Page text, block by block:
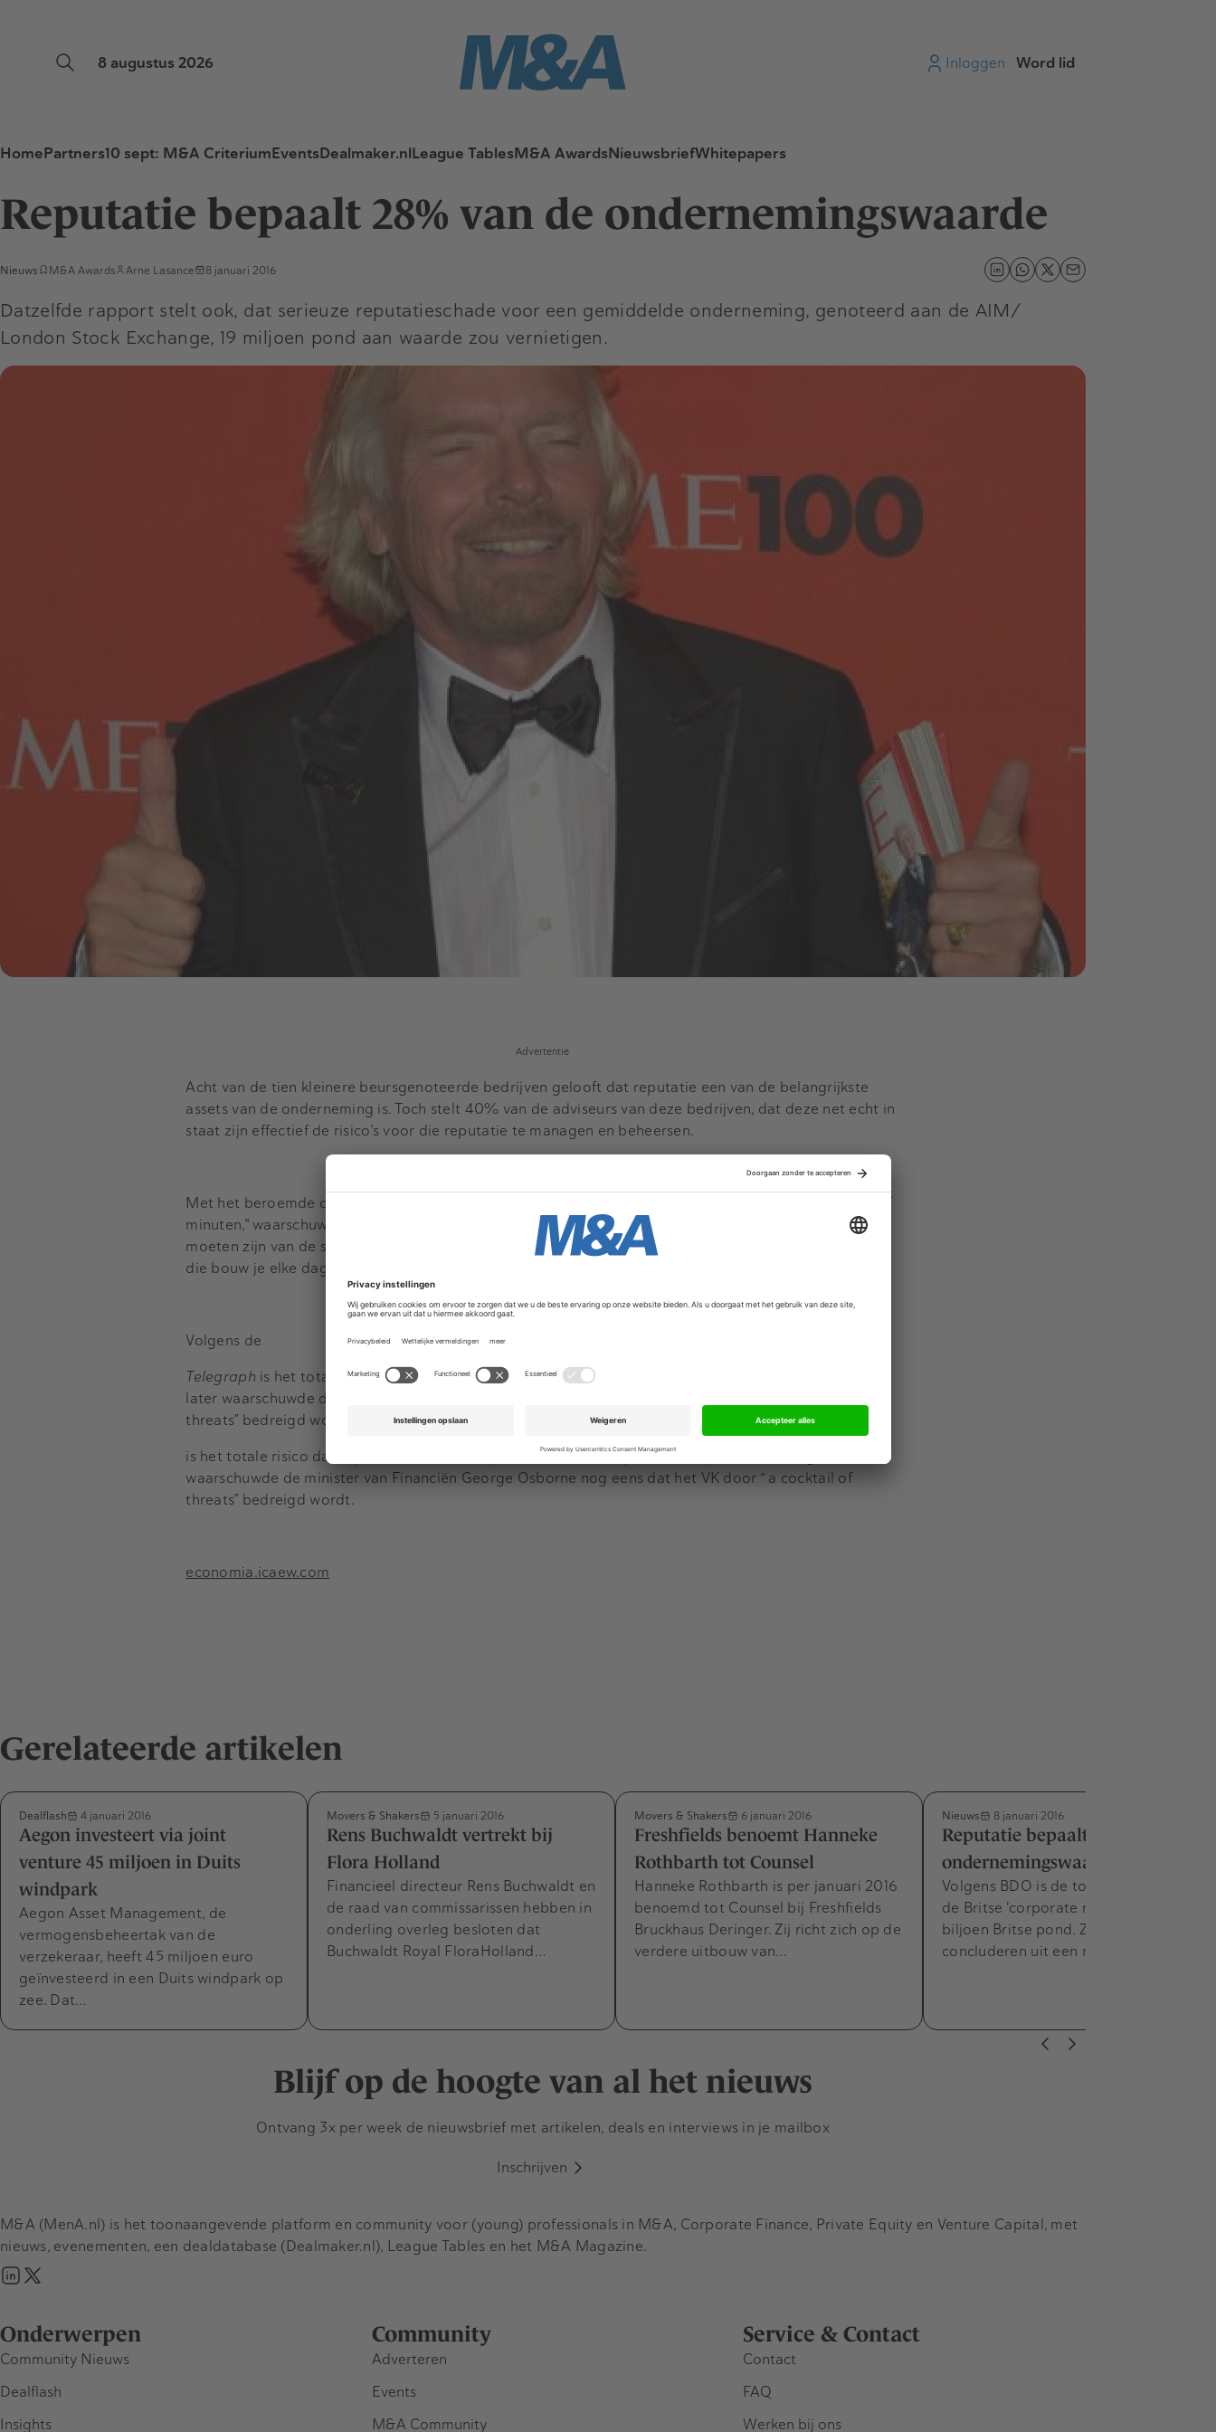
8 augustus 2026 Inloggen Word lid
HomePartners10 sept: M&A CriteriumEventsDealmaker.nlLeague TablesM&A AwardsNieuwsbriefWhitepapers
Reputatie bepaalt 28% van de ondernemingswaarde
Nieuws M&A Awards Arne Lasance 8 januari 2016
Datzelfde rapport stelt ook, dat serieuze reputatieschade voor een gemiddelde onderneming, genoteerd aan de AIM/
London Stock Exchange, 19 miljoen pond aan waarde zou vernietigen.
Advertentie
Acht van de tien kleinere beursgenoteerde bedrijven gelooft dat reputatie een van de belangrijkste
assets van de onderneming is. Toch stelt 40% van de adviseurs van deze bedrijven, dat deze net echt in
staat zijn effectief de risico’s voor die reputatie te managen en beheersen.
Met het beroemde citaat van Warren Buffet: "een reputatie bouw je in twintig jaar, maar verlies je in vijf
minuten," waarschuwde de CEO van QCA ondernemers en hun adviseurs dat zij zich bewuster zullen
moeten zijn van de schade die smetten op de reputatie kunnen aanrichten. “Een corporate reputatie,
die bouw je elke dag, die manage je elke dag en die moet je ook elke dag beschermen.”
Volgens de
Telegraph is het totale risico dat reputaties in de UK lopen te waarderen op 1,7 biljoen pond – een dag
later waarschuwde de minister van Financiën George Osborne nog eens dat het VK door “ a cocktail of
threats” bedreigd wordt.
is het totale risico dat reputaties in de UK lopen te waarderen op 1,7 biljoen pond – een dag later
waarschuwde de minister van Financiën George Osborne nog eens dat het VK door “ a cocktail of
threats” bedreigd wordt.
economia.icaew.com
Gerelateerde artikelen
Dealflash 4 januari 2016
Aegon investeert via joint
venture 45 miljoen in Duits
windpark
Aegon Asset Management, de
vermogensbeheertak van de
verzekeraar, heeft 45 miljoen euro
geïnvesteerd in een Duits windpark op
zee. Dat…
Movers & Shakers 5 januari 2016
Rens Buchwaldt vertrekt bij
Flora Holland
Financieel directeur Rens Buchwaldt en
de raad van commissarissen hebben in
onderling overleg besloten dat
Buchwaldt Royal FloraHolland…
Movers & Shakers 6 januari 2016
Freshfields benoemt Hanneke
Rothbarth tot Counsel
Hanneke Rothbarth is per januari 2016
benoemd tot Counsel bij Freshfields
Bruckhaus Deringer. Zij richt zich op de
verdere uitbouw van…
Nieuws 8 januari 2016
Reputatie bepaalt 28% van de
ondernemingswaarde
Volgens BDO is de totale waarde van
de Britse 'corporate reputation' 1,7
biljoen Britse pond. Zo valt te
concluderen uit een rapport,…
Blijf op de hoogte van al het nieuws
Ontvang 3x per week de nieuwsbrief met artikelen, deals en interviews in je mailbox
Inschrijven
Onderwerpen
Community Nieuws
Dealflash
Insights
Community
Adverteren
Events
M&A Community
Service & Contact
Contact
FAQ
Werken bij ons
M&A (MenA.nl) is het toonaangevende platform en community voor (young) professionals in M&A, Corporate Finance, Private Equity en Venture Capital, met
nieuws, evenementen, een dealdatabase (Dealmaker.nl), League Tables en het M&A Magazine.